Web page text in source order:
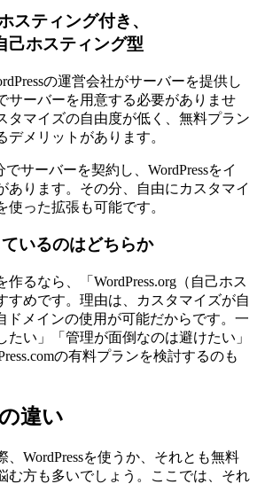
スティング付き、
己ホスティング型
の運営会社がサーバーを提供し
サーバーを用意する必要がありませ
タマイズの自由度が低く、無料プラン
デメリットがあります。
でサーバーを契約し、WordPressをイ
あります。その分、自由にカスタマイ
使った拡張も可能です。
いるのはどちらか
るなら、「WordPress.org（自己ホス
すめです。理由は、カスタマイズが自
ドメインの使用が可能だからです。一
たい」「管理が面倒なのは避けたい」
の有料プランを検討するのも
違い
、WordPressを使うか、それとも無料
む方も多いでしょう。ここでは、それ